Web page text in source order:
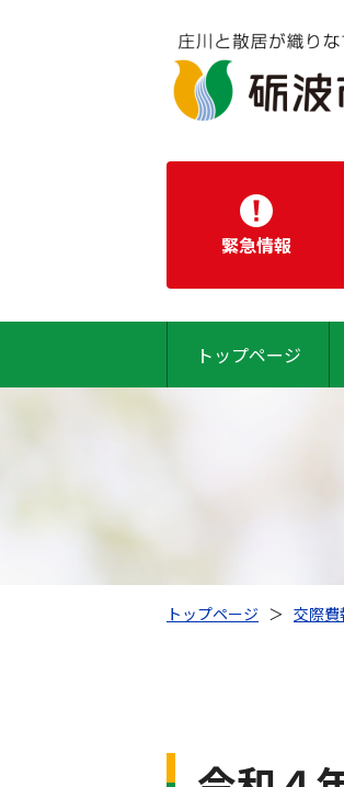
緊急情報
トップページ
トップページ ＞ 交際費